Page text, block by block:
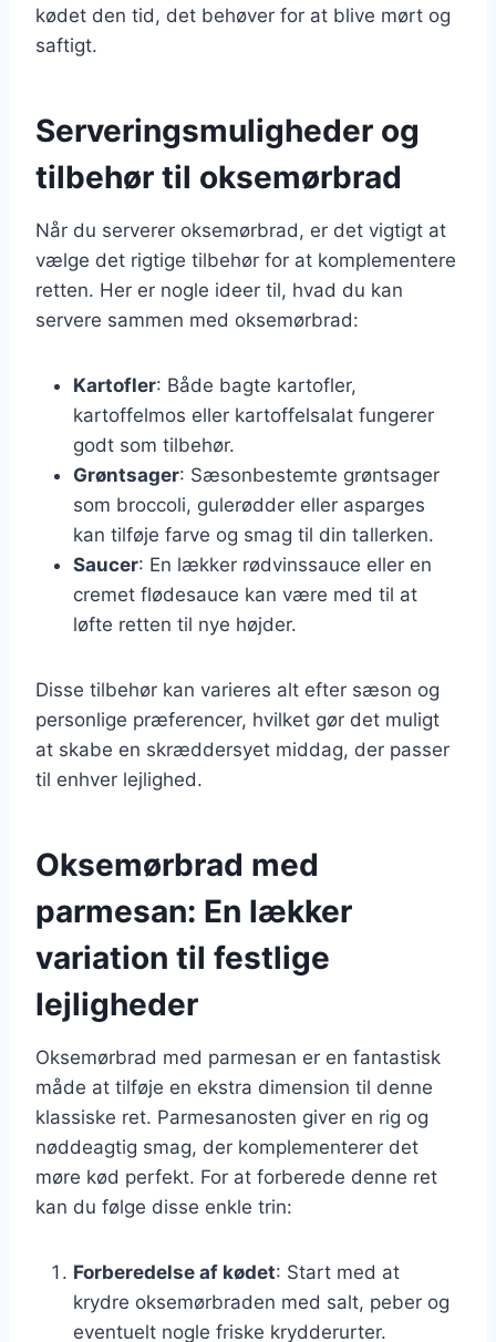
kødet den tid, det behøver for at blive mørt og
saftigt.
Serveringsmuligheder og
tilbehør til oksemørbrad
Når du serverer oksemørbrad, er det vigtigt at
vælge det rigtige tilbehør for at komplementere
retten. Her er nogle ideer til, hvad du kan
servere sammen med oksemørbrad:
Kartofler: Både bagte kartofler,
kartoffelmos eller kartoffelsalat fungerer
godt som tilbehør.
Grøntsager: Sæsonbestemte grøntsager
som broccoli, gulerødder eller asparges
kan tilføje farve og smag til din tallerken.
Saucer: En lækker rødvinssauce eller en
cremet flødesauce kan være med til at
løfte retten til nye højder.
Disse tilbehør kan varieres alt efter sæson og
personlige præferencer, hvilket gør det muligt
at skabe en skræddersyet middag, der passer
til enhver lejlighed.
Oksemørbrad med
parmesan: En lækker
variation til festlige
lejligheder
Oksemørbrad med parmesan er en fantastisk
måde at tilføje en ekstra dimension til denne
klassiske ret. Parmesanosten giver en rig og
nøddeagtig smag, der komplementerer det
møre kød perfekt. For at forberede denne ret
kan du følge disse enkle trin:
Forberedelse af kødet: Start med at
krydre oksemørbraden med salt, peber og
eventuelt nogle friske krydderurter.